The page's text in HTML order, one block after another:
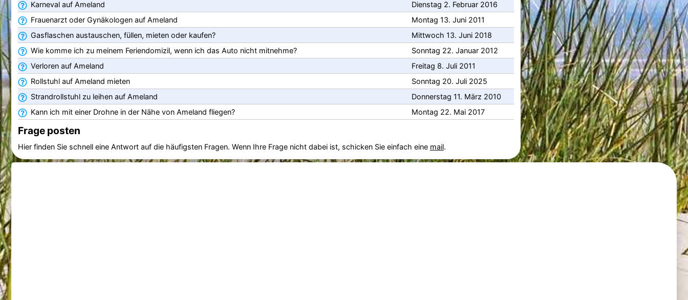
Karneval auf Ameland
Dienstag 2. Februar 2016
Frauenarzt oder Gynäkologen auf Ameland
Montag 13. Juni 2011
Gasflaschen austauschen, füllen, mieten oder kaufen?
Mittwoch 13. Juni 2018
Wie komme ich zu meinem Feriendomizil, wenn ich das Auto nicht mitnehme?
Sonntag 22. Januar 2012
Verloren auf Ameland
Freitag 8. Juli 2011
Rollstuhl auf Ameland mieten
Sonntag 20. Juli 2025
Strandrollstuhl zu leihen auf Ameland
Donnerstag 11. März 2010
Kann ich mit einer Drohne in der Nähe von Ameland fliegen?
Montag 22. Mai 2017
Frage posten
Hier finden Sie schnell eine Antwort auf die häufigsten Fragen. Wenn Ihre Frage nicht dabei ist, schicken Sie einfach eine mail.